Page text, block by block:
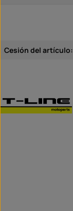
Cesión del artículo: